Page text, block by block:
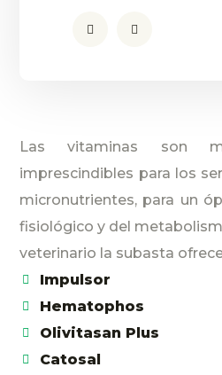
Las vitaminas son
imprescindibles para los
micronutrientes, para un
fisiológico y del
veterinario la subasta
Impulsor
Hematophos
Olivitasan Plus
Catosal